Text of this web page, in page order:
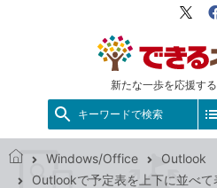
新たな一歩を応援す
X（
キーワードで検索
で
Windows/Office
Outlook
Outlookで予定表を上下に並べて